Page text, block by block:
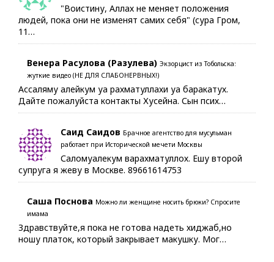
"Воистину, Аллах не меняет положения
людей, пока они не изменят самих себя" (сура Гром,
11…
Венера Расулова (Разулева) Экзорцист из Тобольска:
жуткие видео (НЕ ДЛЯ СЛАБОНЕРВНЫХ!)
Ассаляму алейкум уа рахматуллахи уа баракатух.
Дайте пожалуйста контакты Хусейна. Сын псих…
Саид Саидов Брачное агентство для мусульман
работает при Исторической мечети Москвы
Саломуалекум варахматуллох. Ешу второй
супруга я жеву в Москве. 89661614753
Саша Поснова Можно ли женщине носить брюки? Спросите
имама
Здравствуйте,я пока не готова надеть хиджаб,но
ношу платок, который закрывает макушку. Мог…